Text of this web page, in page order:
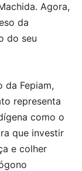
Agora,
da
do seu
da Fepiam,
representa
como o
que investir
e colher